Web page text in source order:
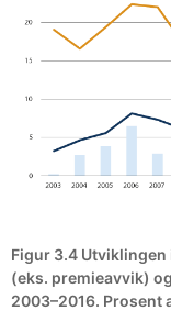
Figur 3.4
(eks. premieavvik)
2003–2016. Prosent